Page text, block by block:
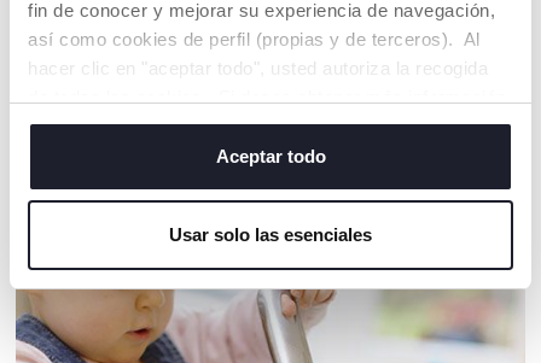
fin de conocer y mejorar su experiencia de navegación,
así como cookies de perfil (propias y de terceros). Al
hacer clic en "aceptar todo", usted autoriza la recogida
o cambiar o revocar el consentimiento de todas o
algunas cookies, haga clic en "mostrar detalles". Al
cerrar este banner, usted consiente en utilizar
servicio solicitado.
Aceptar todo
Usar solo las esenciales
¡Beety es el coche
más brillante de
todos!
NUESTRO CONSEJOS